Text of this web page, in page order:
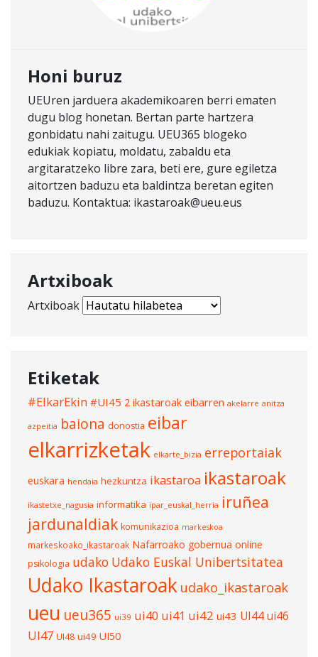
Honi buruz
UEUren jarduera akademikoaren berri ematen
dugu blog honetan. Bertan parte hartzera
gonbidatu nahi zaitugu. UEU365 blogeko
edukiak kopiatu, moldatu, zabaldu eta
argitaratzeko libre zara, beti ere, gure egiletza
aitortzen baduzu eta baldintza beretan egiten
baduzu. Kontaktua: ikastaroak@ueu.eus
Artxiboak
Artxiboak
Etiketak
#ElkarEkin #UI45 2 ikastaroak eibarren akelarre anitza
azpeitia baiona donostia eibar
elkarrizketak elkarte_bizia erreportaiak
euskara hendaia hezkuntza ikastaroa ikastaroak
ikastetxe_nagusia informatika ipar_euskal_herria iruñea
jardunaldiak komunikazioa markeskoa
markeskoako_ikastaroak Nafarroako gobernua online
psikologia udako Udako Euskal Unibertsitatea
Udako Ikastaroak udako_ikastaroak
ueu ueu365 ui39 ui40 ui41 ui42 ui43 UI44ui46
UI47 UI48 ui49 UI50